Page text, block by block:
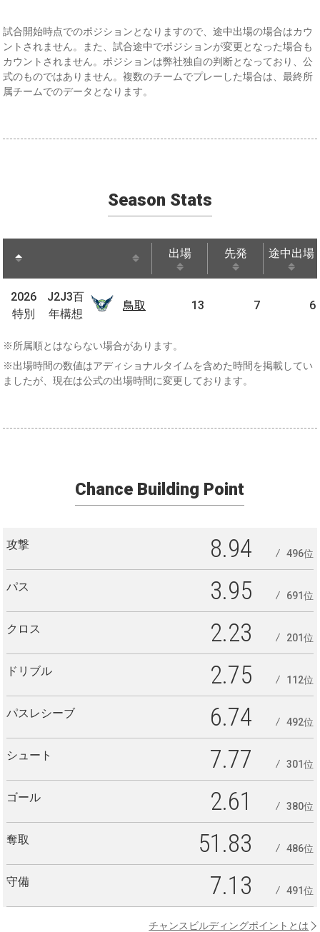
試合開始時点でのポジションとなりますので、途中出場の場合はカウ
ントされません。また、試合途中でポジションが変更となった場合も
カウントされません。ポジションは弊社独自の判断となっており、公
式のものではありません。複数のチームでプレーした場合は、最終所
属チームでのデータとなります。
Season Stats
出場 先発 途中出場
2026
特別
百年
構想
鳥取 13 7 6
2026
特別
J2J3百
年構想
鳥取
※所属順とはならない場合があります。
※出場時間の数値はアディショナルタイムを含めた時間を掲載してい
ましたが、現在は公式の出場時間に変更しております。
Chance Building Point
攻撃 8.94 496位
パス 3.95 691位
クロス 2.23 201位
ドリブル 2.75 112位
パスレシーブ 6.74 492位
シュート 7.77 301位
ゴール 2.61 380位
奪取 51.83 486位
守備 7.13 491位
チャンスビルディングポイントとは